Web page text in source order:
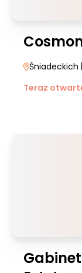
Śniadeckich
Teraz